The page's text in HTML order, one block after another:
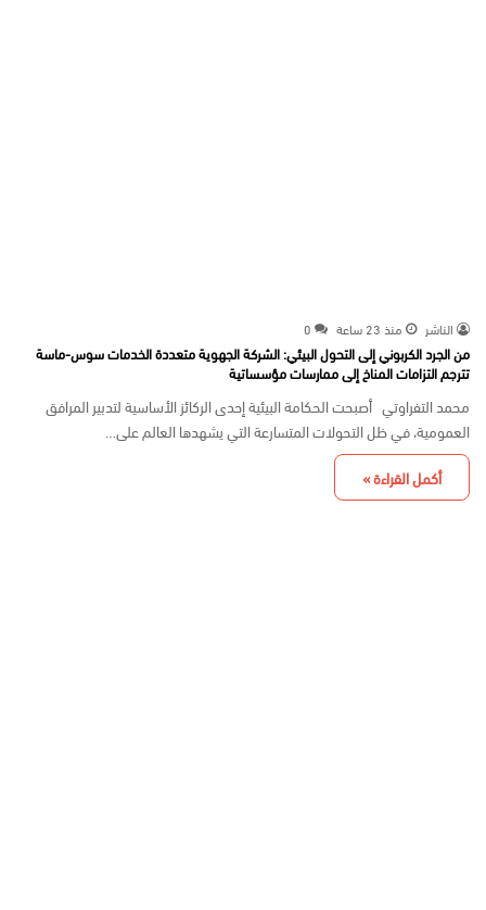
الناشر منذ 23 ساعة 0
من الجرد الكربوني إلى التحول البيئي: الشركة الجهوية متعددة الخدمات سوس-ماسة
تترجم التزامات المناخ إلى ممارسات مؤسساتية
محمد التفراوتي أصبحت الحكامة البيئية إحدى الركائز الأساسية لتدبير المرافق
العمومية، في ظل التحولات المتسارعة التي يشهدها العالم على…
أكمل القراءة »